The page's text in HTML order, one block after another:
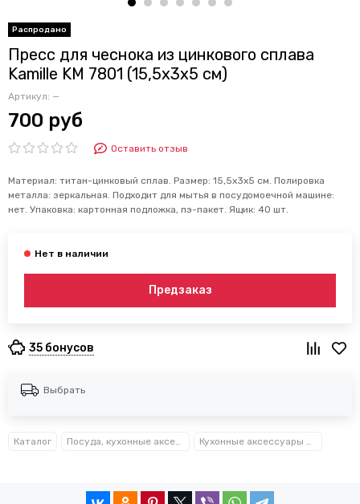
Пресс для чеснока из цинкового сплава
Kamille KM 7801 (15,5х3х5 см)
Артикул: —
700 руб
Оставить отзыв
Материал: титан-цинковый сплав. Размер: 15,5х3х5 см. Полировка
металла: зеркальная. Подходит для мытья в посудомоечной машине:
нет. Упаковка: картонная подложка, пэ-пакет. Ящик: 40 шт.
Предзаказ
35 бонусов
Выбрать
Каталог Посуда, кухонные аксессуары и принадлежности TM Kamille TM Ofenbach Кухонные аксессуары Kamille™